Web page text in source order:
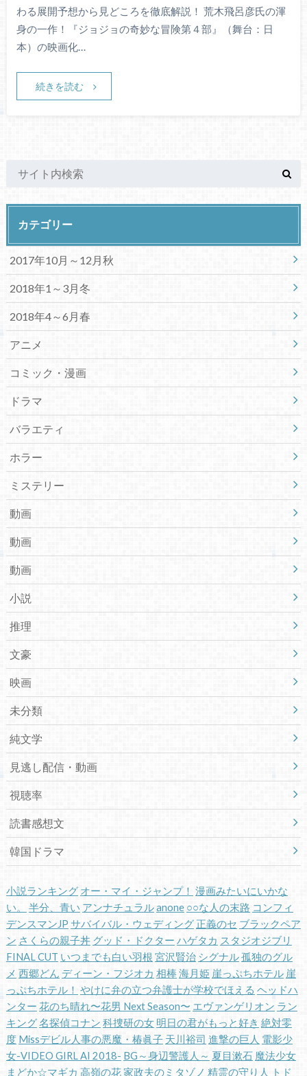
わる展開予想から見どころを徹底解説！ 荒木飛呂彦氏の渾
身の一作！『ジョジョの奇妙な冒険第４部』（舞台：日
本）の映画化…
続きを読む
カテゴリー
2017年10月～12月秋
2018年1～3月冬
2018年4～6月春
アニメ
コミック・漫画
ドラマ
バラエティ
ホラー
ミステリー
動画
動画
動画
小説
推理
文豪
映画
未分類
純文学
見逃し配信・動画
視聴率
読書感想文
韓国ドラマ
小説ランキング オー・マイ・ジャンプ！ 漫画みたいにいかな
い。
半分、青い アンナチュラルanone ○○な人の末路 コンフィ
デンスマンJP サバイバル・ウェディング 正義のセ ブラックペア
ン さくらの親子丼 グッド・ドクター ハゲタカ スタジオジブリ
FINAL CUT いつまでも白い羽根 宮沢賢治 シグナル孤独のグル
メ 西郷どん ディーン・フジオカ 相棒 海月姫 崖っぷちホテル 崖
っぷちホテル！ やけに弁の立つ弁護士が学校でほえる ヘッドハ
ンター 花のち晴れ〜花男 Next Season〜 エヴァンゲリオン ラン
キング名探偵コナン 科捜研の女 明日の君がもっと好き 絶対零
度 Missデビル人事の悪魔・椿眞子 天川裕司 進撃の巨人 電影少
女-VIDEO GIRL AI 2018- BG～身辺警護人～ 夏目漱石 魔法少女
まどか☆マギカ 高嶺の花家政夫のミタゾノ 精霊の守り人 トド